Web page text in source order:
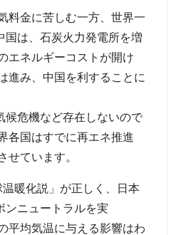
料金に苦しむ一方、世界一
国は、石炭火力発電所を増
エネルギーコストが開け
進み、中国を利することに
候危機など存在しないので
各国はすでに再エネ推進
せています。
暖化説」が正しく、日本
ンニュートラルを実
平均気温に与える影響はわ